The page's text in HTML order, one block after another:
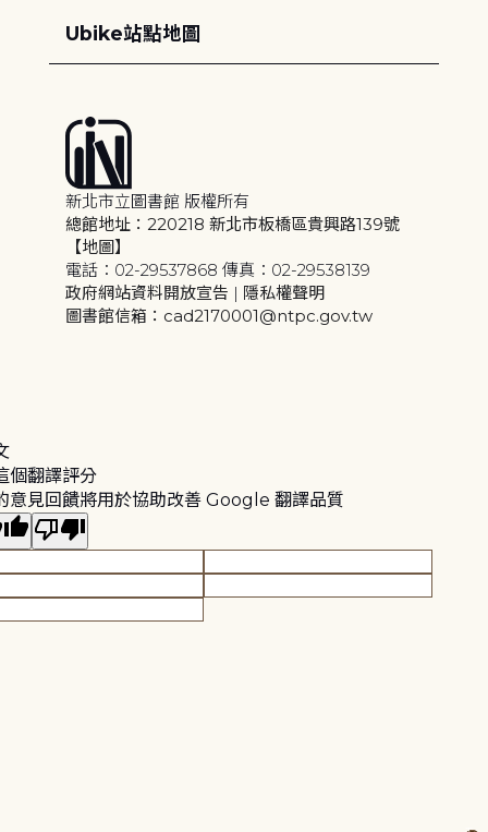
Ubike站點地圖
新北市立圖書館 版權所有
總館地址：220218 新北市板橋區貴興路139號
【地圖】
電話：02-29537868 傳真：02-29538139
政府網站資料開放宣告 | 隱私權聲明
圖書館信箱：cad2170001@ntpc.gov.tw
個翻譯評分
意見回饋將用於協助改善 Google 翻譯品質